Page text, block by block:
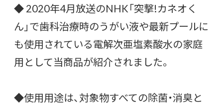
◆ 2020年4月放送のNHK「突撃!カネオく
ん」で歯科治療時のうがい液や最新プールに
も使用されている電解次亜塩素酸水の家庭
用として当商品が紹介されました。
◆使用用途は、対象物すべての除菌・消臭と